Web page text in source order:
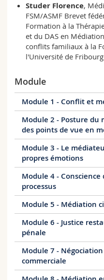
Studer Florence,
FSM/ASMF Brevet
Formation à la
et du DAS en
conflits familiaux à la
l'Université de Fribourg
Module
Module 1 - Conflit et
Inhalt
dfaélkfjdfaéfkjdéls
Daten
12.01.2026von 09:15
13.01.2026
Module 2 - Posture du
des points de vue en
Daten
02.02.2026von 09:15
03.02.2026 von 09:15
Module 3 - Le
propres émotions
Daten
16.03.2026von 09:15
17.03.2026von 09:15
Module 4 -
processus
Daten
27.04.2026von 09:15
28.04.2026von 09:15
Module 5 - Médiation
Daten
15.06.2026von 09:15
16.06.2026 von 09:15
Module 6 - Justice
pénale
Daten
31.08.2026von 09:15
Module 7 -
commerciale